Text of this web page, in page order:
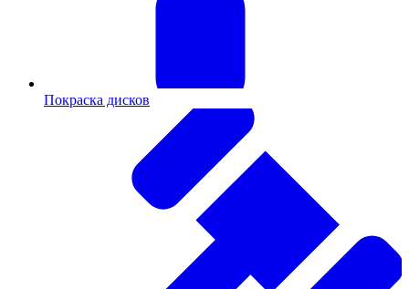
Покраска дисков